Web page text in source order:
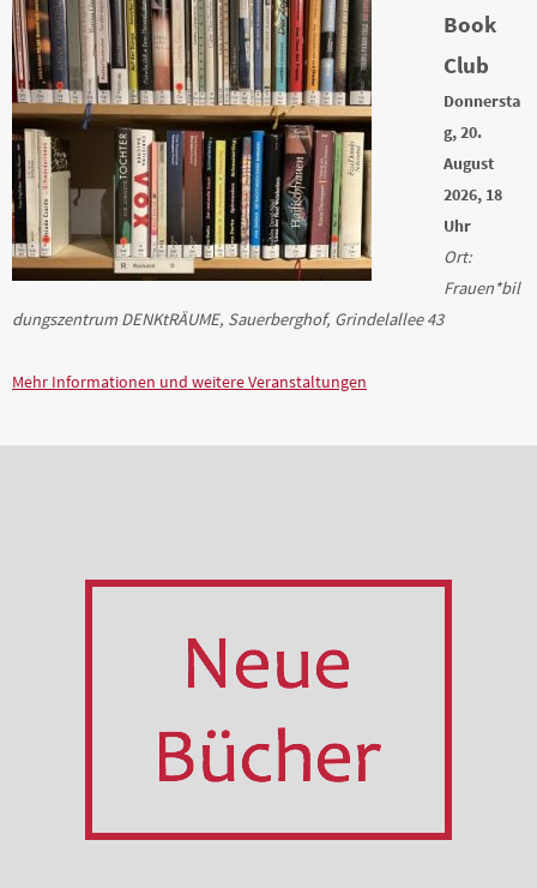
Book
Club
Donnersta
g, 20.
August
2026, 18
Uhr
Ort:
Frauen*bil
dungszentrum DENKtRÄUME, Sauerberghof, Grindelallee 43
Mehr Informationen und weitere Veranstaltungen